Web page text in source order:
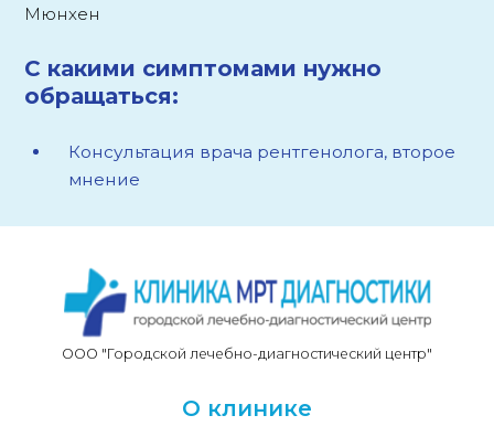
Мюнхен
С какими симптомами нужно
обращаться:
Консультация врача рентгенолога, второе
мнение
ООО "Городской лечебно-диагностический центр"
О клинике